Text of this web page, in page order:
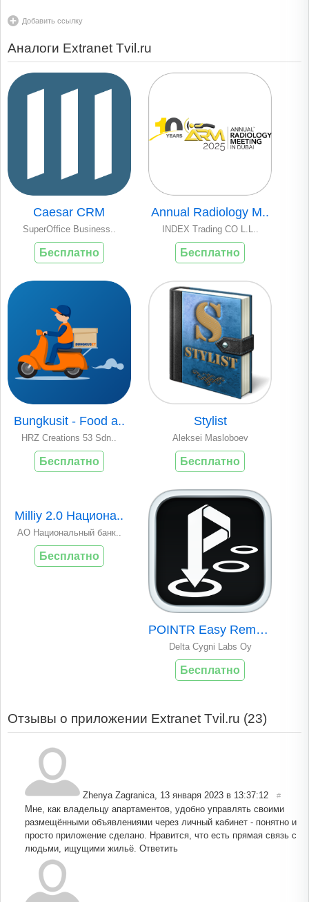
Добавить ссылку
Аналоги Extranet Tvil.ru
Caesar CRM
SuperOffice Business..
Бесплатно
Annual Radiology M..
INDEX Trading CO L.L..
Бесплатно
Bungkusit - Food a..
HRZ Creations 53 Sdn..
Бесплатно
Stylist
Aleksei Masloboev
Бесплатно
Milliy 2.0 Национа..
АО Национальный банк..
Бесплатно
POINTR Easy Remote..
Delta Cygni Labs Oy
Бесплатно
Отзывы о приложении Extranet Tvil.ru (23)
Zhenya Zagranica, 13 января 2023 в 13:37:12 #
Мне, как владельцу апартаментов, удобно управлять своими
размещёнными объявлениями через личный кабинет - понятно и
просто приложение сделано. Нравится, что есть прямая связь с
людьми, ищущими жильё. Ответить